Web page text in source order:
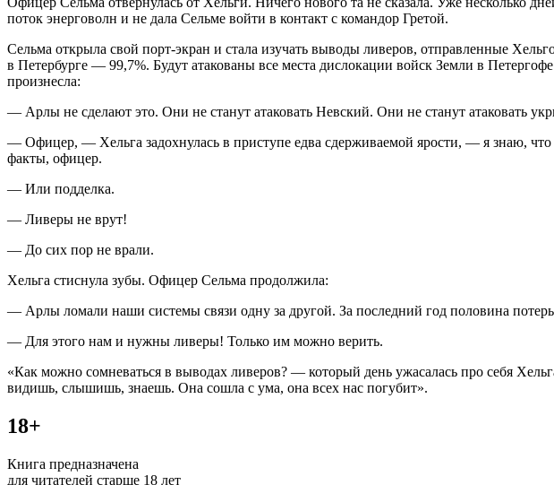
поток энерговолн и не дала Сельме войти в контакт с командор Гретой.
Сельма открыла свой порт-экран и стала изучать выводы ливеров, отправленные
в Петербурге — 99,7%. Будут атакованы все места дислокации войск Земли в
произнесла:
— Арлы не сделают это. Они не станут атаковать Невский. Они не станут атаковать
— Офицер, — Хельга задохнулась в приступе едва сдерживаемой ярости, — я знаю,
факты, офицер.
— Или подделка.
— Ливеры не врут!
— До сих пор не врали.
Хельга стиснула зубы. Офицер Сельма продолжила:
— Арлы ломали наши системы связи одну за другой. За последний год половина
— Для этого нам и нужны ливеры! Только им можно верить.
«Как можно сомневаться в выводах ливеров? — который день ужасалась про себя
видишь, слышишь, знаешь. Она сошла с ума, она всех нас погубит».
18+
Книга предназначена
для читателей старше 18 лет